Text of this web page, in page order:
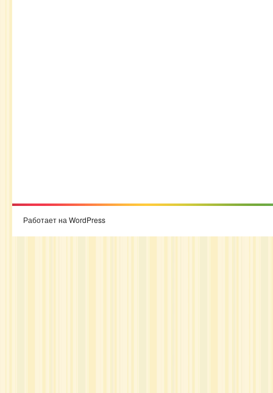
Работает на WordPress